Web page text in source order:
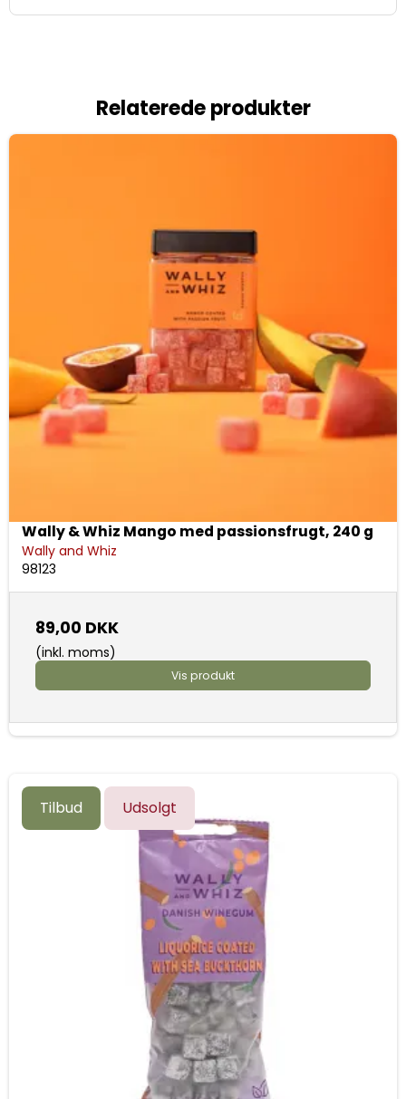
Relaterede produkter
Wally & Whiz Mango med passionsfrugt, 240 g
Wally and Whiz
98123
89,00 DKK
(inkl. moms)
Vis produkt
Tilbud Udsolgt